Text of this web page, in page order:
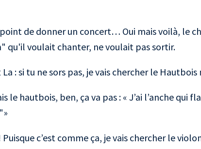
de donner un concert… Oui mais voilà, le
qu'il voulait chanter, ne voulait pas sortir.
: si tu ne sors pas, je vais chercher le Hautbois
le hautbois, ben, ça va pas : « J’ai l’anche qui
c’est comme ça, je vais chercher le